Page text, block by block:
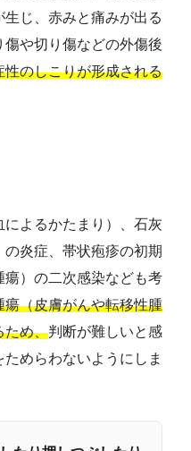
じ、赤みと痛みが出る
や切り傷などの外傷後
のしこりが形成される
よるかたまり）、石灰
炎症、帯状疱疹の初期
）の二次感染なども考
瘍（皮膚がんや転移性腫
ため、判断が難しいと感
めらわないようにしま